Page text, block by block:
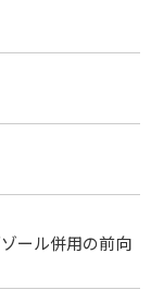
ール併用の前向